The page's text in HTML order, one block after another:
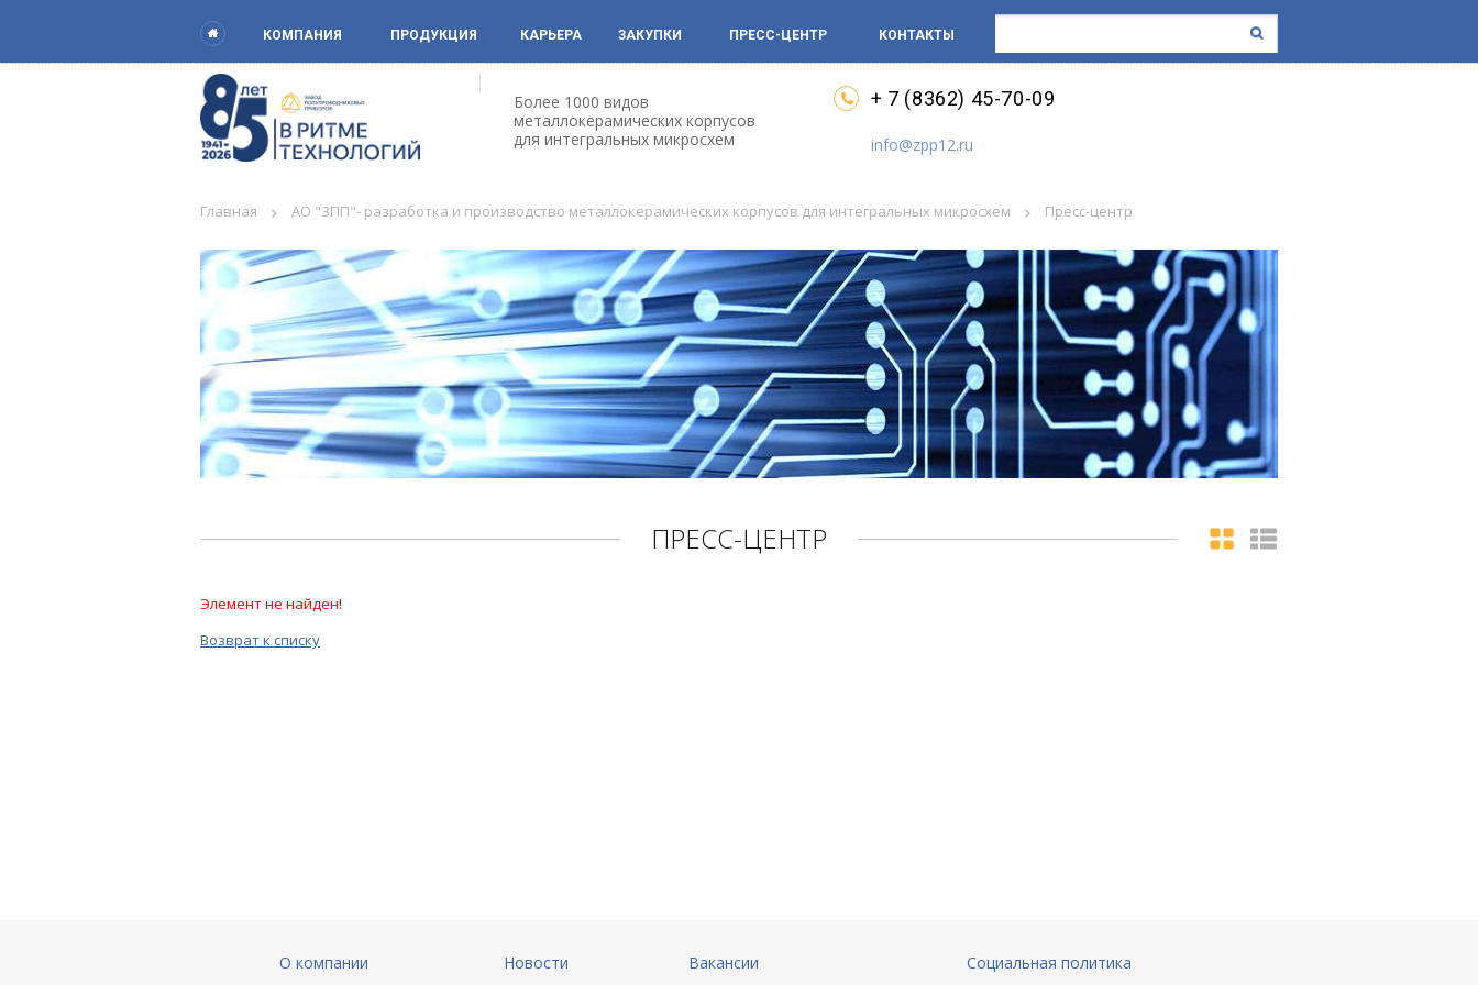
КОМПАНИЯ ПРОДУКЦИЯ КАРЬЕРА ЗАКУПКИ ПРЕСС-ЦЕНТР КОНТАКТЫ
Более 1000 видов
металлокерамических корпусов
для интегральных микросхем
+ 7 (8362) 45-70-09
info@zpp12.ru
Главная АО "ЗПП"- разработка и производство металлокерамических корпусов для интегральных микросхем Пресс-центр
ПРЕСС-ЦЕНТР
Элемент не найден!
Возврат к списку
О компании Новости Вакансии Социальная политика